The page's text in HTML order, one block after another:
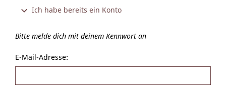
Ich habe bereits ein Konto
Bitte melde dich mit deinem Kennwort an
E-Mail-Adresse: